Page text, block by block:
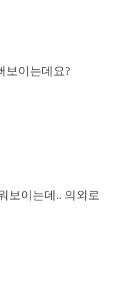
보이는데요?
보이는데.. 의외로